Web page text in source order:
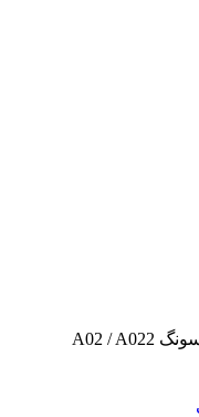
تاچ ال سی دی گوشی موبایل سامسونگ A02 / A022